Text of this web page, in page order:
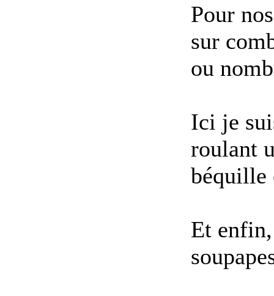
Pour
sur
ou
Ici je
roulant
béquille
Et